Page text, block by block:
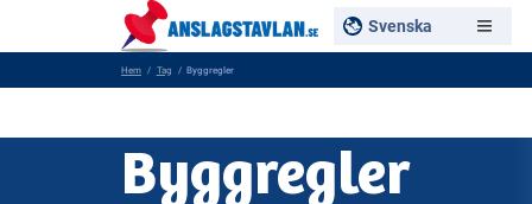
Svenska
Hem Tag Byggregler
Byggregler